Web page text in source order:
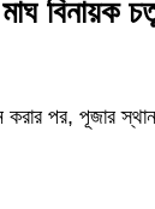
করার পর, পূজার